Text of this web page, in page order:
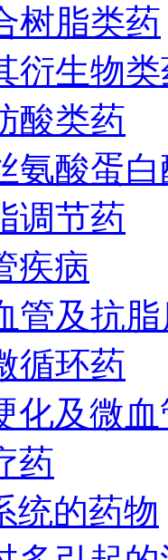
树脂类药
衍生物
酸类药
氨酸蛋
调节药
疾病
管及抗
循环药
化及微
药
统的药物